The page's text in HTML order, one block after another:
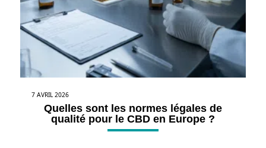
7 AVRIL 2026
Quelles sont les normes légales de
qualité pour le CBD en Europe ?